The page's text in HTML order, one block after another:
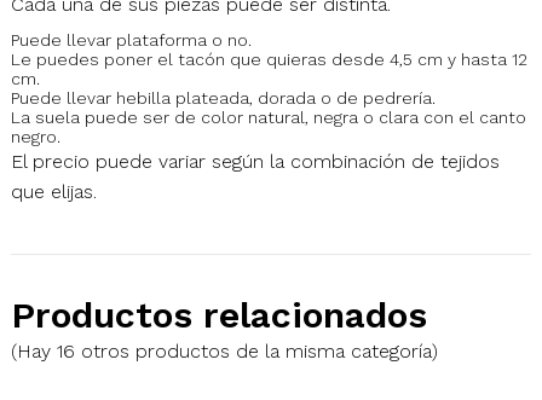
Cada una de sus piezas puede ser distinta.
Puede llevar plataforma o no.
Le puedes poner el tacón que quieras desde 4,5 cm y hasta 12
cm.
Puede llevar hebilla plateada, dorada o de pedrería.
La suela puede ser de color natural, negra o clara con el canto
negro.
El precio puede variar según la combinación de tejidos
que elijas.
Productos relacionados
(Hay 16 otros productos de la misma categoría)